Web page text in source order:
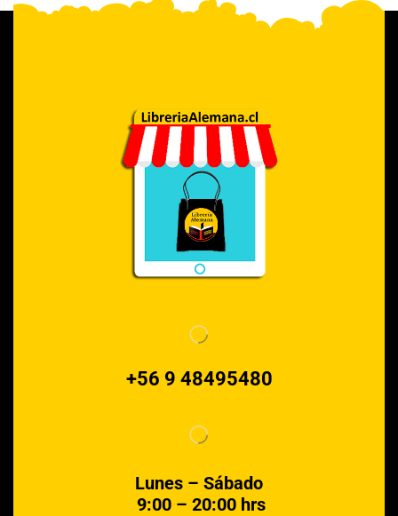
+56 9 48495480
Lunes – Sábado
9:00 – 20:00 hrs